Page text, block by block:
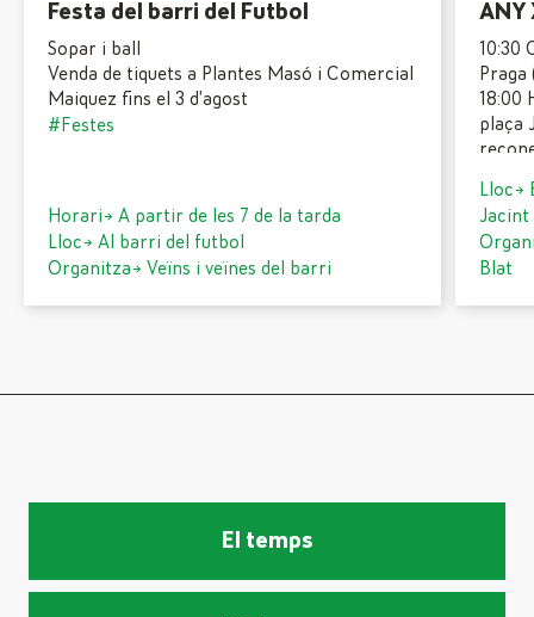
Festa del barri del Futbol
Sopar i ball
Venda de tiquets a Plantes Masó i Comercial
Maiquez fins el 3 d’agost
#Festes
Horari→ A partir de les 7 de la tarda
Lloc→ Al barri del futbol
Organitza→ Veïns i veïnes del barri
ANY
10:30
Praga
18:00
plaça
Lloc→
Jacint
Blat
El temps